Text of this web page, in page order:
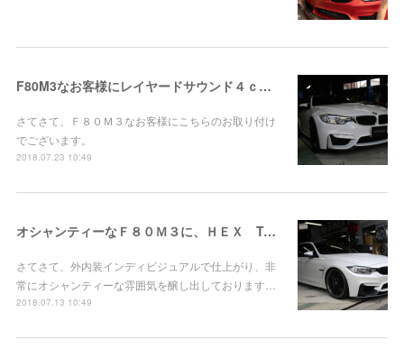
F80M3なお客様にレイヤードサウンド４ｃｈお取り付け！
さてさて、Ｆ８０Ｍ３なお客様にこちらのお取り付け
でございます。
2018.07.23 10:49
オシャンティーなＦ８０Ｍ３に、ＨＥＸ Tuning Ｓｔａｇｅ３！
さてさて、外内装インディビジュアルで仕上がり、非
常にオシャンティーな雰囲気を醸し出しております…
2018.07.13 10:49